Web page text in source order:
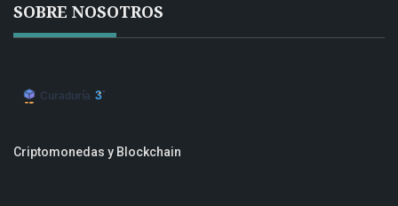
SOBRE NOSOTROS
Criptomonedas y Blockchain